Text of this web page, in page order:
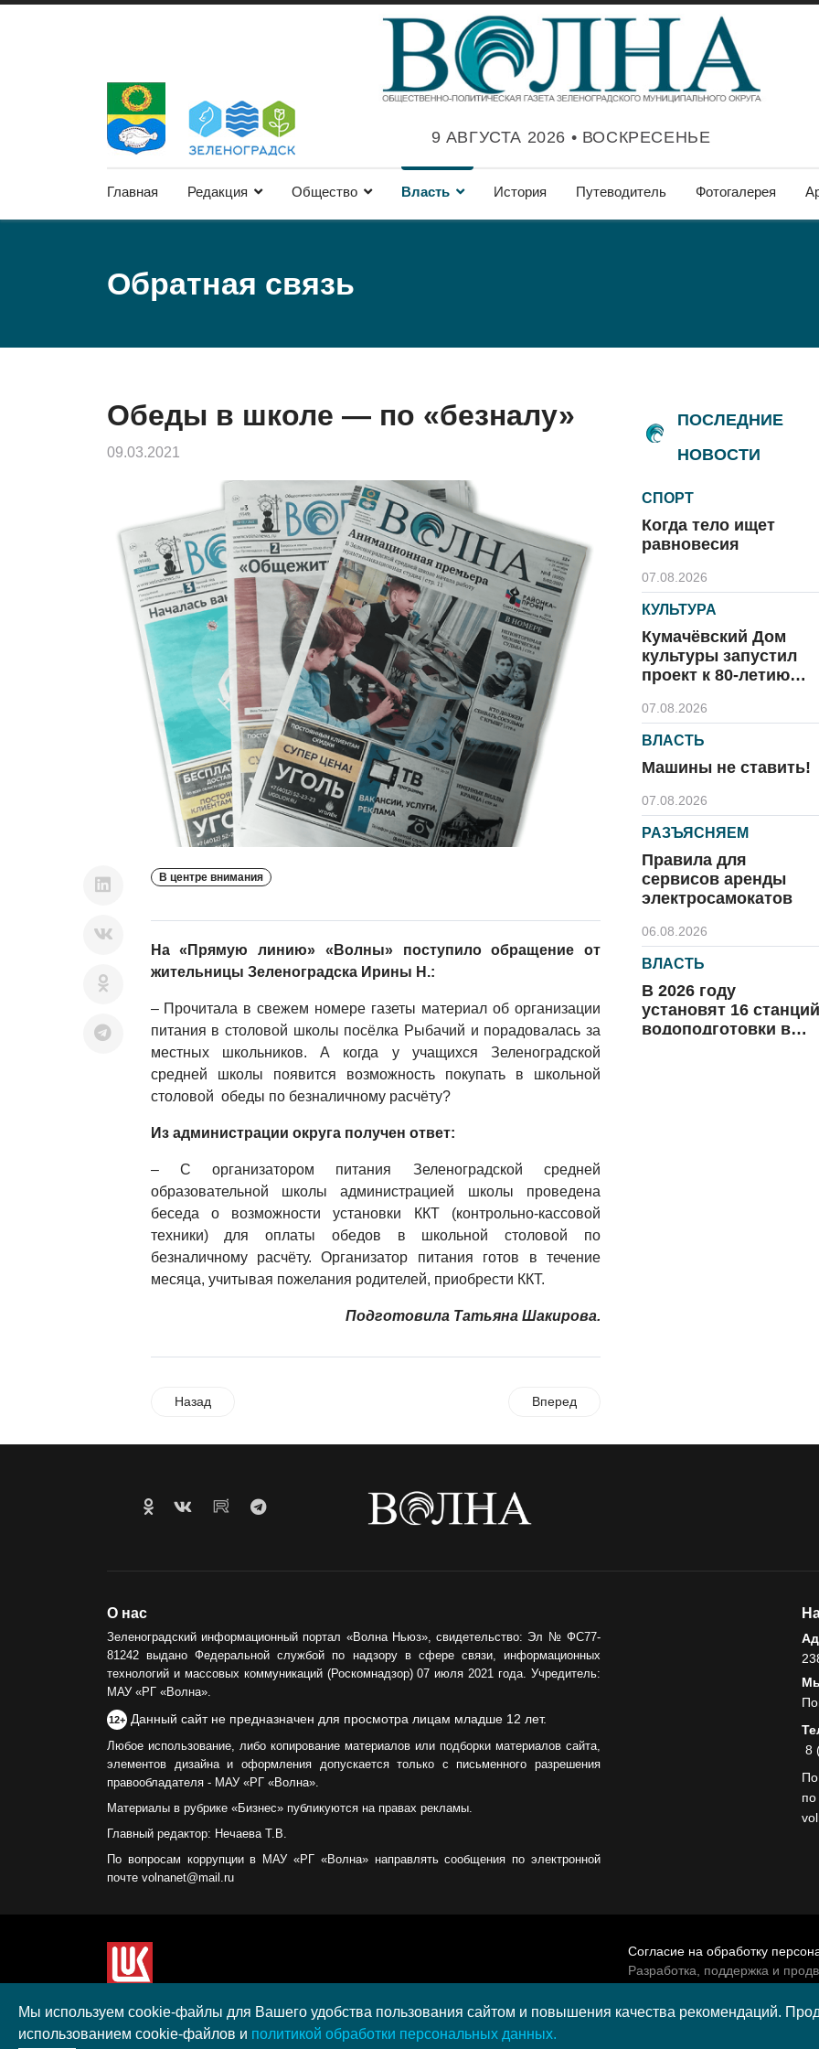
9 АВГУСТА 2026 • ВОСКРЕСЕНЬЕ
Главная Редакция Общество Власть История Путеводитель Фотогалерея
Обратная связь
Обеды в школе — по «безналу»
09.03.2021
В центре внимания
На «Прямую линию» «Волны» поступило обращение от
жительницы Зеленоградска Ирины Н.:
– Прочитала в свежем номере газеты материал об организации
питания в столовой школы посёлка Рыбачий и порадовалась за
местных школьников. А когда у учащихся Зеленоградской
средней школы появится возможность покупать в школьной
столовой обеды по безналичному расчёту?
Из администрации округа получен ответ:
– С организатором питания Зеленоградской средней
образовательной школы администрацией школы проведена
беседа о возможности установки ККТ (контрольно-кассовой
техники) для оплаты обедов в школьной столовой по
безналичному расчёту. Организатор питания готов в течение
месяца, учитывая пожелания родителей, приобрести ККТ.
Подготовила Татьяна Шакирова.
Назад Вперед
ПОСЛЕДНИЕ
НОВОСТИ
СПОРТ
Когда тело ищет
равновесия
07.08.2026
КУЛЬТУРА
Кумачёвский Дом
культуры запустил
проект к 80-летию
07.08.2026
ВЛАСТЬ
Машины не ставить!
07.08.2026
РАЗЪЯСНЯЕМ
Правила для
сервисов аренды
электросамокатов
06.08.2026
ВЛАСТЬ
В 2026 году
установят 16 станций
водоподготовки в
ВЛАСТЬ
О нас
Зеленоградский информационный портал «Волна Ньюз», свидетельство: Эл № ФС77-
81242 выдано Федеральной службой по надзору в сфере связи, информационных
технологий и массовых коммуникаций (Роскомнадзор) 07 июля 2021 года. Учредитель:
МАУ «РГ «Волна».
12+ Данный сайт не предназначен для просмотра лицам младше 12 лет.
Любое использование, либо копирование материалов или подборки материалов сайта,
элементов дизайна и оформления допускается только с письменного разрешения
правообладателя - МАУ «РГ «Волна».
Материалы в рубрике «Бизнес» публикуются на правах рекламы.
Главный редактор: Нечаева Т.В.
По вопросам коррупции в МАУ «РГ «Волна» направлять сообщения по электронной
почте volnanet@mail.ru
8
Сайт создан при поддержке ООО "ЛУКОЙЛ-КМН" на средства гранта,
полученного в рамках XIII Конкурса социальных и культурных проектов ПАО
Согласие на обработку
Разработка, поддержка и
Мы используем cookie-файлы для Вашего удобства пользования сайтом и повышения качества рекомендаций.
использованием cookie-файлов и политикой обработки персональных данных.